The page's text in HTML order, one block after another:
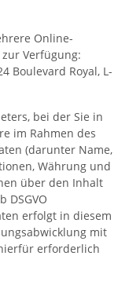
Online-
Verfügung:
Boulevard Royal, L-
bei der Sie in
im Rahmen des
(darunter Name,
Währung und
über den Inhalt
DSGVO
erfolgt in diesem
mit
erforderlich